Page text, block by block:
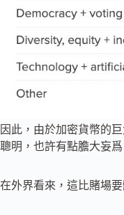
因此，由於加密貨幣的
聰明，也許有點膽大妄
在外界看來，這比賭場